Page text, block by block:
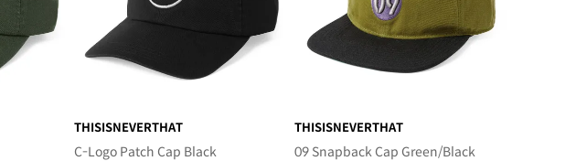
THISISNEVERTHAT
C-Logo Patch Cap Black
THISISNEVERTHAT
09 Snapback Cap Green/Black